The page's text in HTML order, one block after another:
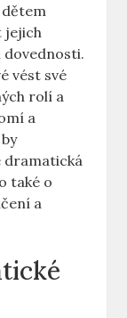
jejich
vést své
rolí a
a
dramatická
také o
a